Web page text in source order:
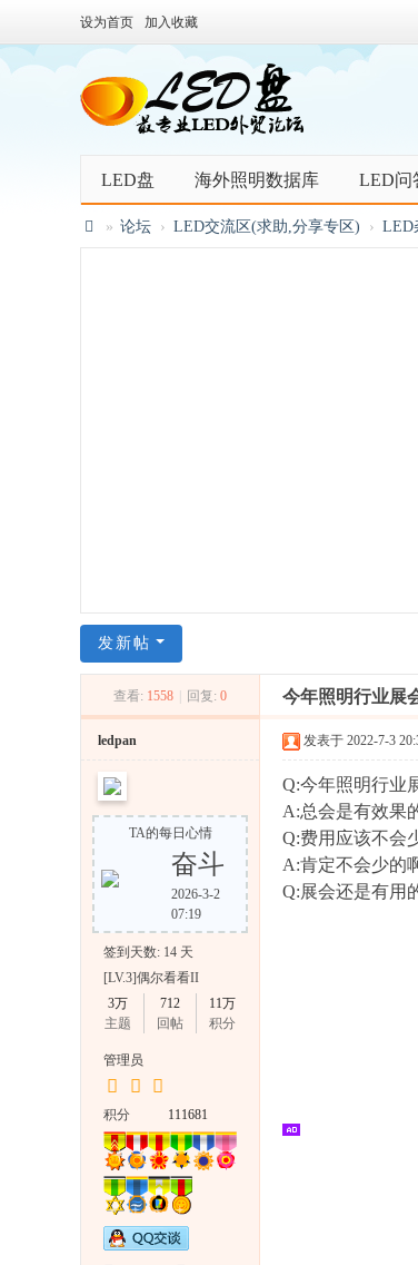
设为首页 加入收藏
LED盘 海外照明数据库 LED问
技
L
E
中
国
L
» 论坛 › LED交流区(求助,分享专区) › LED
发新帖
查看: 1558 回复: 0 今年照明行业展
ledpan
TA的每日心情
奋斗
2026-3-2
07:19
签到天数: 14 天
[LV.3]偶尔看看II
3万
主题
712
回帖
11万
积分
管理员
积分 111681
发表于 2022-7-3
Q:今年照明行业
A:总会是有效果
Q:费用应该不会
A:肯定不会少的
Q:展会还是有用